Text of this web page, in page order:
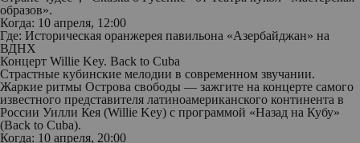
образов».
Когда: 10 апреля, 12:00
Где: Историческая оранжерея павильона «Азербайджан» на
ВДНХ
Концерт Willie Key. Back to Cuba
Страстные кубинские мелодии в современном звучании.
Жаркие ритмы Острова свободы — зажгите на концерте самого
известного представителя латиноамериканского континента в
России Уилли Кея (Willie Key) с программой «Назад на Кубу»
(Back to Cuba).
Когда: 10 апреля, 20:00